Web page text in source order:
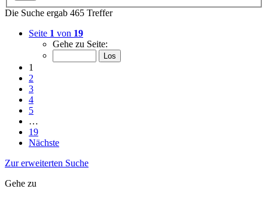
Die Suche ergab 465 Treffer
Seite 1 von 19
Gehe zu Seite:
1
2
3
4
5
…
19
Nächste
Zur erweiterten Suche
Gehe zu